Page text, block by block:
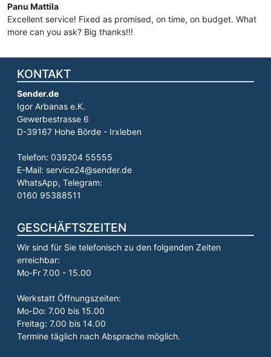
Panu Mattila
Excellent service! Fixed as promised, on time, on budget. What
more can you ask? Big thanks!!!
KONTAKT
Sender.de
Igor Arbanas e.K.
Gewerbestrasse 6
D-39167 Hohe Börde - Irxleben
Telefon: 039204 55555
E-Mail: service24@sender.de
WhatsApp, Telegram:
0160 95388511
GESCHÄFTSZEITEN
Wir sind für Sie telefonisch zu den folgenden Zeiten
erreichbar:
Mo-Fr 7.00 - 15.00
Werkstatt Öffnungszeiten:
Mo-Do: 7.00 bis 15.00
Freitag: 7.00 bis 14.00
Termine täglich nach Absprache möglich.